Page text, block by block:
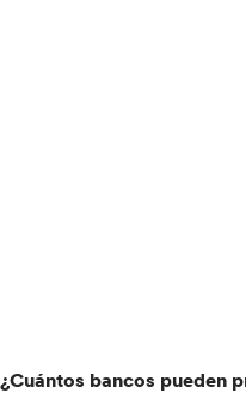
¿Cuántos bancos pueden